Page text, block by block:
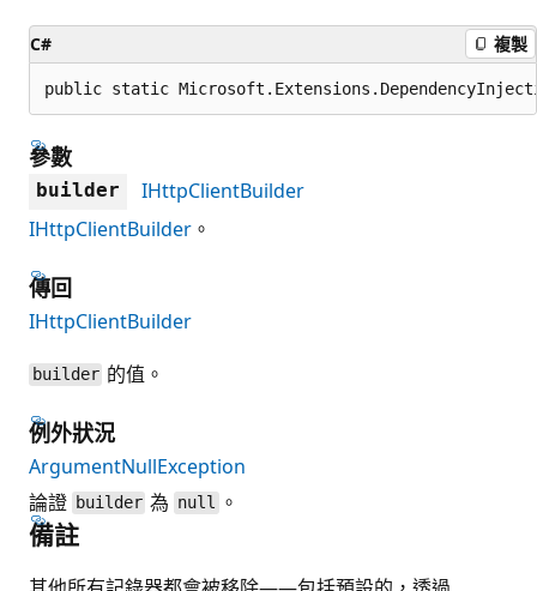
C# 複製
public static
參數
builder
IHttpClientBuilder
IHttpClientBuilder 。
傳回
IHttpClientBuilder
builder 的值。
例外狀況
ArgumentNullException
論證 builder 為 null 。
備註